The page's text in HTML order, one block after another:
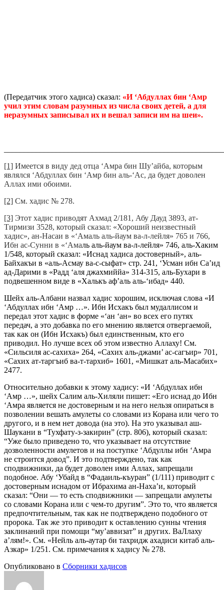
(Передатчик этого хадиса) сказал: «И ‘Абдуллах бин ‘Амр
учил этим словам разумных из числа своих детей, а для
неразумных записывал их и вешал записи им на шеи».
[1] Имеется в виду дед отца ‘Амра бин Шу’айба, которым
являлся ‘Абдуллах бин ‘Амр бин аль-‘Ас, да будет доволен
Аллах ими обоими.
[2] См. хадис № 278.
[3] Этот хадис приводят Ахмад 2/181, Абу Дауд 3893, ат-
Тирмизи 3528, который сказал: «Хороший неизвестный
хадис», ан-Насаи в «‘Амаль аль-йаум ва-л-лейля» 765 и 766,
Ибн ас-Сунни в «‘Амаль аль-йаум ва-л-лейля» 746, аль-Хаким
1/548, который сказал: «Иснад хадиса достоверный», аль-
Байхакъи в «аль-Асмау ва-с-сыфат» стр. 241, ‘Усман ибн Са’ид
ад-Дарими в «Радд ‘аля джахмиййа» 314-315, аль-Бухари в
подвешенном виде в «Халькъ аф’аль аль-‘ибад» 440.
Шейх аль-Албани назвал хадис хорошим, исключая слова «И
‘Абдуллах ибн ‘Амр …». Ибн Исхакъ был мудаллисом и
передал этот хадис в форме «‘ан ‘ан» во всех его путях
передач, а это добавка по его мнению является отвергаемой,
так как он (Ибн Исхакъ) был единственным, кто его
приводил. Но лучше всех об этом известно Аллаху! См.
«Сильсиля ас-сахиха» 264, «Сахих аль-джами’ ас-сагъир» 701,
«Сахих ат-таргъиб ва-т-тархиб» 1601, «Мишкат аль-Масабих»
2477.
Относительно добавки к этому хадису: «И ‘Абдуллах ибн
‘Амр …», шейх Салим аль-Хиляли пишет: «Его иснад до Ибн
‘Амра является не достоверным и на него нельзя опираться в
позволении вешать амулеты со словами из Корана или чего то
другого, и в нем нет довода (на это). На это указывал аш-
Шаукани в “Тухфату-з-закирин” (стр. 806), который сказал:
“Уже было приведено то, что указывает на отсутствие
дозволенности амулетов и на поступке ‘Абдуллы ибн ‘Амра
не строится довод”. И это подтверждено, так как
сподвижники, да будет доволен ими Аллах, запрещали
подобное. Абу ‘Убайд в “Фадаиль-къуран” (1/111) приводит с
достоверным иснадом от Ибрахима ан-Наха’и, который
сказал: “Они — то есть сподвижники — запрещали амулеты
со словами Корана или с чем-то другим”. Это то, что является
предпочтительным, так как не подтверждено подобного от
пророка. Так же это приводит к оставлению сунны чтения
заклинаний при помощи “му’аввизат” и других. ВаЛлаху
а’лям!». См. «Нейль аль-аутар би тахридж ахадиси китаб аль-
Азкар» 1/251. См. примечания к хадису № 278.
Опубликовано в Сборники хадисов